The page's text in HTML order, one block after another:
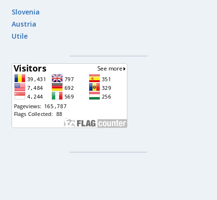
Slovenia
Austria
Utile